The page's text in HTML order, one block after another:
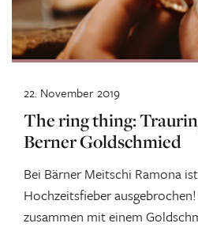
The ring thing:
Berner Goldschmied
Bei Bärner Meitschi Ramona
Hochzeitsfieber
zusammen mit einem
22. November 2019